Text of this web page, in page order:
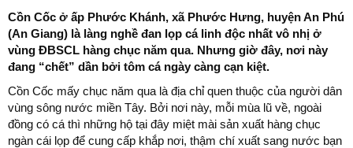
Cồn Cốc ở ấp Phước Khánh, xã Phước Hưng, huyện An Phú
(An Giang) là làng nghề đan lọp cá linh độc nhất vô nhị ở
vùng ĐBSCL hàng chục năm qua. Nhưng giờ đây, nơi này
đang “chết” dần bởi tôm cá ngày càng cạn kiệt.
Cồn Cốc mấy chục năm qua là địa chỉ quen thuộc của người dân
vùng sông nước miền Tây. Bởi nơi này, mỗi mùa lũ về, ngoài
đồng có cá thì những hộ tại đây miệt mài sản xuất hàng chục
ngàn cái lọp để cung cấp khắp nơi, thậm chí xuất sang nước bạn